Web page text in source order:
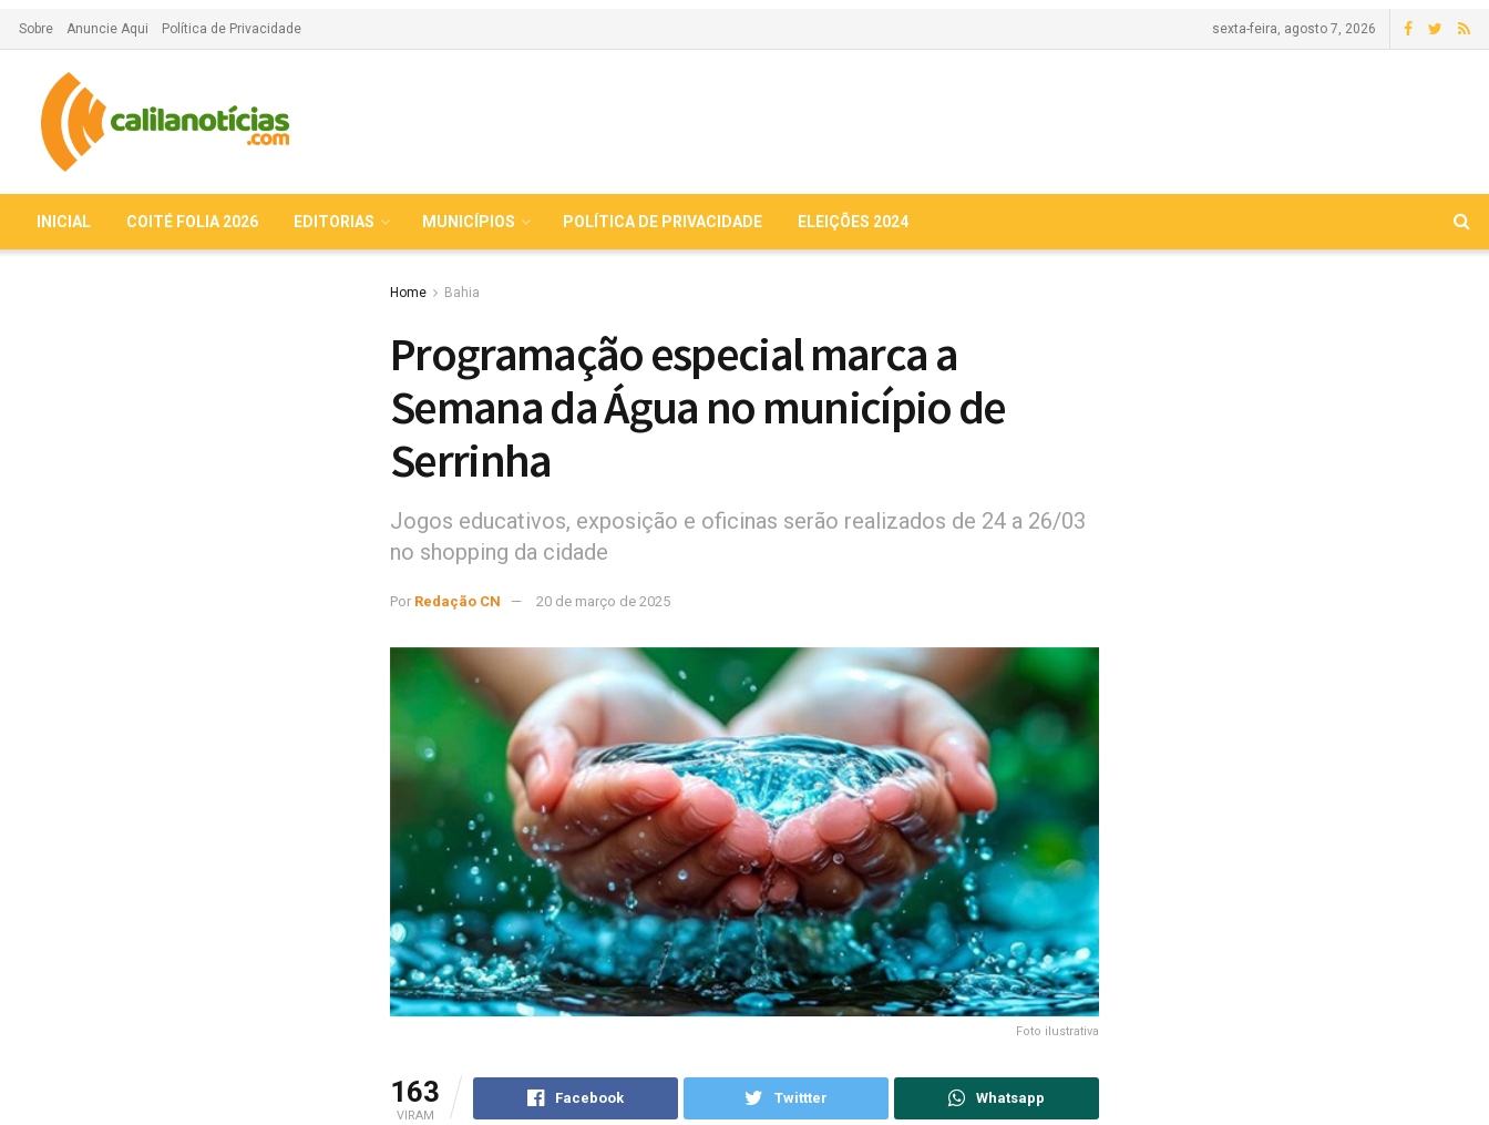
Sobre Anuncie Aqui Política de Privacidade sexta-feira, agosto 7, 2026
INICIAL COITÉ FOLIA 2026 EDITORIAS MUNICÍPIOS POLÍTICA DE PRIVACIDADE ELEIÇÕES 2024
Home Bahia
Programação especial marca a
Semana da Água no município de
Serrinha
Jogos educativos, exposição e oficinas serão realizados de 24 a 26/03
no shopping da cidade
Por Redação CN 20 de março de 2025
Foto ilustrativa
163
VIRAM
Facebook Twittter Whatsapp